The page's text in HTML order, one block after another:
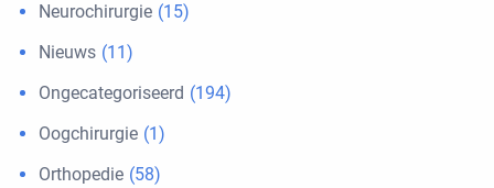
Neurochirurgie (15)
Nieuws (11)
Ongecategoriseerd (194)
Oogchirurgie (1)
Orthopedie (58)